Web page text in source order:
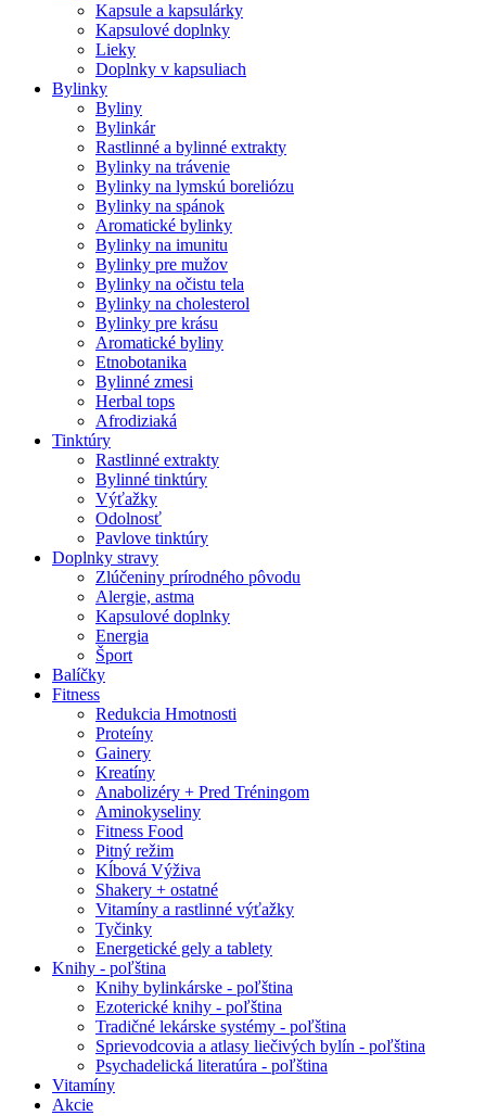
Kapsule a kapsulárky
Kapsulové doplnky
Lieky
Doplnky v kapsuliach
Bylinky
Byliny
Bylinkár
Rastlinné a bylinné extrakty
Bylinky na trávenie
Bylinky na lymskú boreliózu
Bylinky na spánok
Aromatické bylinky
Bylinky na imunitu
Bylinky pre mužov
Bylinky na očistu tela
Bylinky na cholesterol
Bylinky pre krásu
Aromatické byliny
Etnobotanika
Bylinné zmesi
Herbal tops
Afrodiziaká
Tinktúry
Rastlinné extrakty
Bylinné tinktúry
Výťažky
Odolnosť
Pavlove tinktúry
Doplnky stravy
Zlúčeniny prírodného pôvodu
Alergie, astma
Kapsulové doplnky
Energia
Šport
Balíčky
Fitness
Redukcia Hmotnosti
Proteíny
Gainery
Kreatíny
Anabolizéry + Pred Tréningom
Aminokyseliny
Fitness Food
Pitný režim
Kĺbová Výživa
Shakery + ostatné
Vitamíny a rastlinné výťažky
Tyčinky
Energetické gely a tablety
Knihy - poľština
Knihy bylinkárske - poľština
Ezoterické knihy - poľština
Tradičné lekárske systémy - poľština
Sprievodcovia a atlasy liečivých bylín - poľština
Psychadelická literatúra - poľština
Vitamíny
Akcie